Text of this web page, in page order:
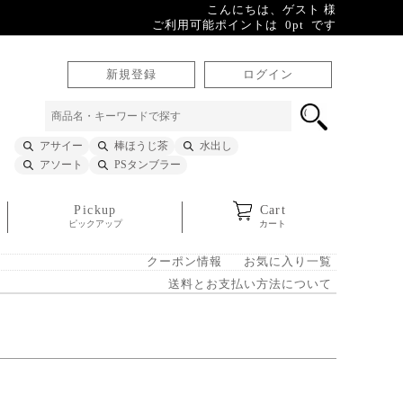
こんにちは、ゲスト 様
ご利用可能ポイントは 0pt です
新規登録 ログイン
アサイー 棒ほうじ茶
水出し
アソート
PSタンブラー
Pickup
ピックアップ
Cart
カート
クーポン情報
お気に入り一覧
送料とお支払い方法について